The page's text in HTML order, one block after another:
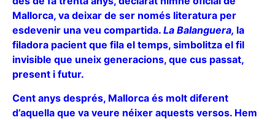
Mallorca, va deixar de ser només literatura per
esdevenir una veu compartida. La Balanguera, la
filadora pacient que fila el temps, simbolitza el fil
invisible que uneix generacions, que cus passat,
present i futur.
Cent anys després, Mallorca és molt diferent
d’aquella que va veure néixer aquests versos. Hem